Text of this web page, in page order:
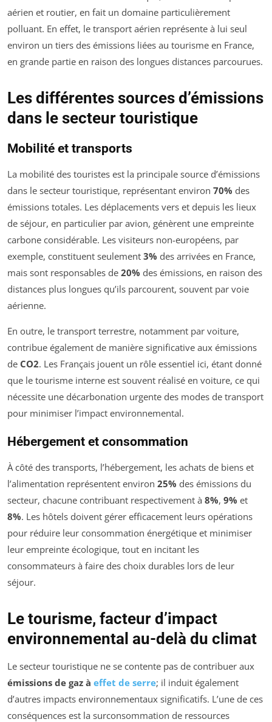
aérien et routier, en fait un domaine particulièrement
polluant. En effet, le transport aérien représente à lui seul
environ un tiers des émissions liées au tourisme en France,
en grande partie en raison des longues distances parcourues.
Les différentes sources d’émissions
dans le secteur touristique
Mobilité et transports
La mobilité des touristes est la principale source d’émissions
dans le secteur touristique, représentant environ 70% des
émissions totales. Les déplacements vers et depuis les lieux
de séjour, en particulier par avion, génèrent une empreinte
carbone considérable. Les visiteurs non-européens, par
exemple, constituent seulement 3% des arrivées en France,
mais sont responsables de 20% des émissions, en raison des
distances plus longues qu’ils parcourent, souvent par voie
aérienne.
En outre, le transport terrestre, notamment par voiture,
contribue également de manière significative aux émissions
de CO2. Les Français jouent un rôle essentiel ici, étant donné
que le tourisme interne est souvent réalisé en voiture, ce qui
nécessite une décarbonation urgente des modes de transport
pour minimiser l’impact environnemental.
Hébergement et consommation
À côté des transports, l’hébergement, les achats de biens et
l’alimentation représentent environ 25% des émissions du
secteur, chacune contribuant respectivement à 8%, 9% et
8%. Les hôtels doivent gérer efficacement leurs opérations
pour réduire leur consommation énergétique et minimiser
leur empreinte écologique, tout en incitant les
consommateurs à faire des choix durables lors de leur
séjour.
Le tourisme, facteur d’impact
environnemental au-delà du climat
Le secteur touristique ne se contente pas de contribuer aux
émissions de gaz à effet de serre; il induit également
d’autres impacts environnementaux significatifs. L’une de ces
conséquences est la surconsommation de ressources